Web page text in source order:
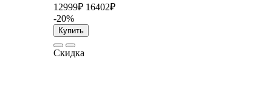
12999₽ 16402₽
-20%
Купить
Скидка